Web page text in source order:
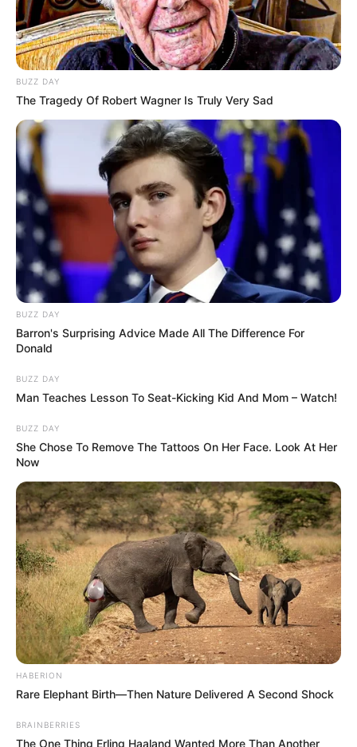
BUZZ DAY
The Tragedy Of Robert Wagner Is Truly Very Sad
BUZZ DAY
Barron's Surprising Advice Made All The Difference For
Donald
BUZZ DAY
Man Teaches Lesson To Seat-Kicking Kid And Mom – Watch!
BUZZ DAY
She Chose To Remove The Tattoos On Her Face. Look At Her
Now
HABERION
Rare Elephant Birth—Then Nature Delivered A Second Shock
BRAINBERRIES
The One Thing Erling Haaland Wanted More Than Another